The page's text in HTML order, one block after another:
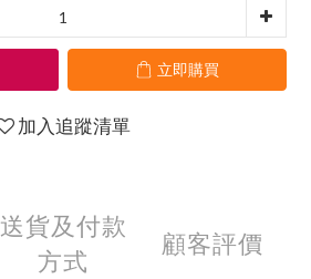
立即購買
加入追蹤清單
送貨及付款
方式
顧客評價